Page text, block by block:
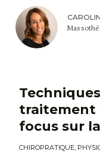
traitement
focus sur
CHIROPRATIQUE,